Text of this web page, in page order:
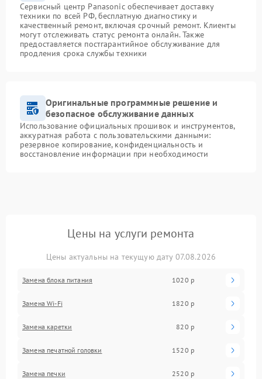
Сервисный центр Panasonic обеспечивает доставку
техники по всей РФ, бесплатную диагностику и
качественный ремонт, включая срочный ремонт. Клиенты
могут отслеживать статус ремонта онлайн. Также
предоставляется постгарантийное обслуживание для
продления срока службы техники
Оригинальные программные решение и
безопасное обслуживание данных
Использование официальных прошивок и инструментов,
аккуратная работа с пользовательскими данными:
резервное копирование, конфиденциальность и
восстановление информации при необходимости
Цены на услуги ремонта
Цены актуальны на текущую дату 07.08.2026
Замена блока питания 1020 р
Замена Wi-Fi 1820 р
Замена каретки 820 р
Замена печатной головки 1520 р
Замена печки 2520 р